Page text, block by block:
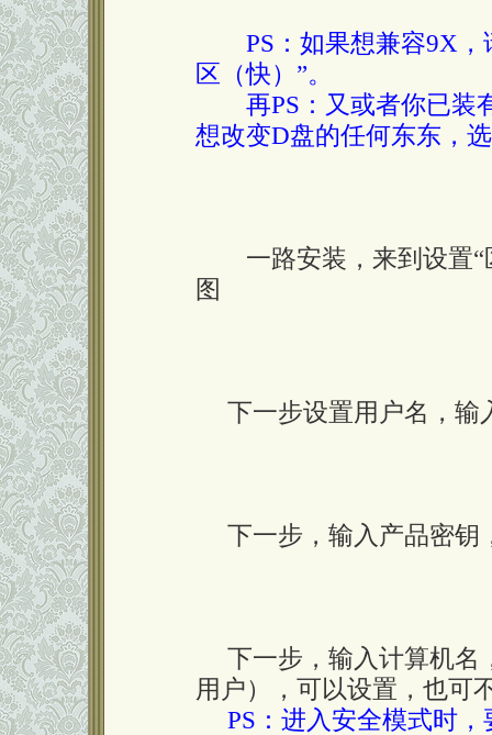
PS：如果想兼容9X
区（快）”。
再PS：又或者你已装
想改变D盘的任何东东，
一路安装，来到设置“
图
下一步设置用户名，输
下一步，输入产品密钥
下一步，输入计算机名
用户），可以设置，也可
PS：进入安全模式时